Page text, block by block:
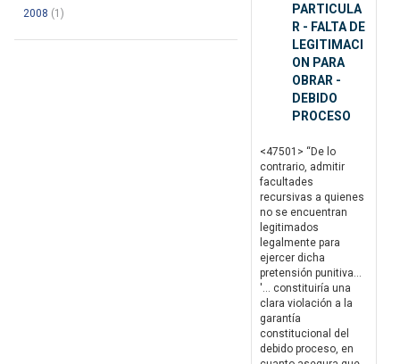
2008 (1)
PARTICULA
R - FALTA DE
LEGITIMACI
ON PARA
OBRAR -
DEBIDO
PROCESO
<47501> “De lo
contrario, admitir
facultades
recursivas a quienes
no se encuentran
legitimados
legalmente para
ejercer dicha
pretensión punitiva...
'... constituiría una
clara violación a la
garantía
constitucional del
debido proceso, en